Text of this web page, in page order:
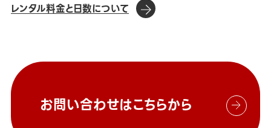
レンタル料金と日数について
お問い合わせはこちらから